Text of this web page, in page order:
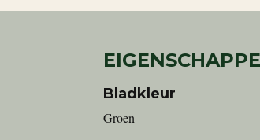
Bladkleur
Groen